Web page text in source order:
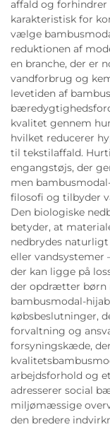
affald og
karakteristisk for
vælge
reduktionen af
en branche, der er
vandforbrug og
levetiden af
kvalitet gennem
hvilket reducerer
til tekstilaffald.
engangstøjs, der
men
filosofi og tilbyder
Den biologiske
betyder, at
nedbrydes
eller
der kan ligge på
der opdrætter børn
bambusmodal-
købsbeslutninger,
forvaltning og
forsyningskæde,
arbejdsforhold og
adresserer social
miljømæssige
den bredere